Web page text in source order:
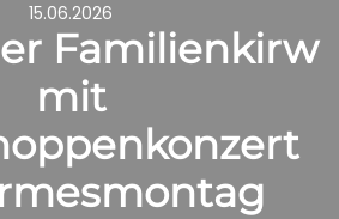
15.06.2026
Familienkirw
mit